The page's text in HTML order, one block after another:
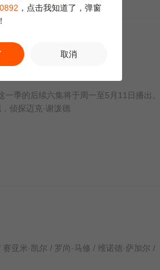
季的后续六集将于周一至5月11日播出
侦探迈克·谢泼德
亚米·凯尔 / 罗尚·马修 / 维诺德·萨加尔 /
，点击我知道了，弹窗
取消